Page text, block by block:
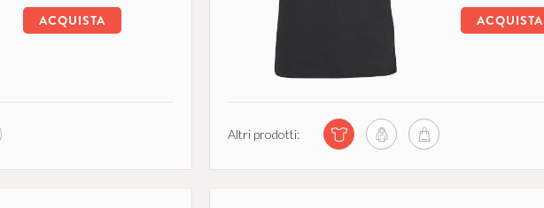
ACQUISTA ACQUISTA
Altri prodotti: